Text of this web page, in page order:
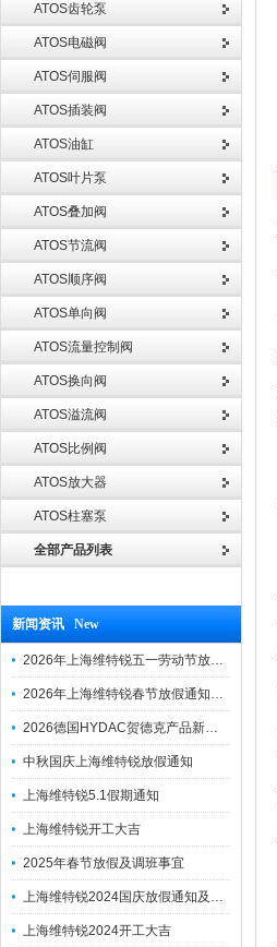
ATOS齿轮泵
ATOS电磁阀
ATOS伺服阀
ATOS插装阀
ATOS油缸
ATOS叶片泵
ATOS叠加阀
ATOS节流阀
ATOS顺序阀
ATOS单向阀
ATOS流量控制阀
ATOS换向阀
ATOS溢流阀
ATOS比例阀
ATOS放大器
ATOS柱塞泵
全部产品列表
新闻资讯 New
2026年上海维特锐五一劳动节放假通知
2026年上海维特锐春节放假通知及调班安排
2026德国HYDAC贺德克产品新到一批现货
中秋国庆上海维特锐放假通知
上海维特锐5.1假期通知
上海维特锐开工大吉
2025年春节放假及调班事宜
上海维特锐2024国庆放假通知及调休安排
上海维特锐2024开工大吉